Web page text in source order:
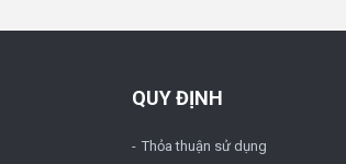
QUY ĐỊNH
Thỏa thuận sử dụng